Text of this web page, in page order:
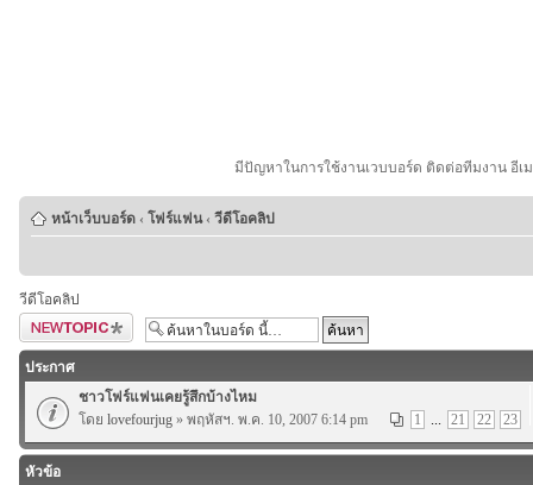
มีปัญหาในการใช้งานเวบบอร์ด ติดต่อทีมงาน อีเ
หน้าเว็บบอร์ด ‹ โฟร์แฟน ‹ วีดีโอคลิป
วีดีโอคลิป
ตั้งกระทู้ใหม่
ประกาศ
ชาวโฟร์แฟนเคยรู้สึกบ้างไหม
1
... 21 22 23
โดย lovefourjug » พฤหัสฯ. พ.ค. 10, 2007 6:14 pm
หัวข้อ